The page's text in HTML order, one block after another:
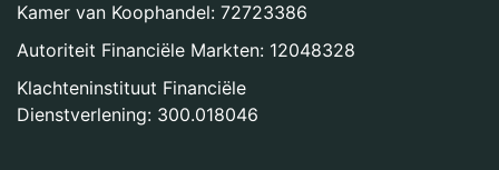
Kamer van Koophandel: 72723386
Autoriteit Financiële Markten: 12048328
Klachteninstituut Financiële
Dienstverlening: 300.018046